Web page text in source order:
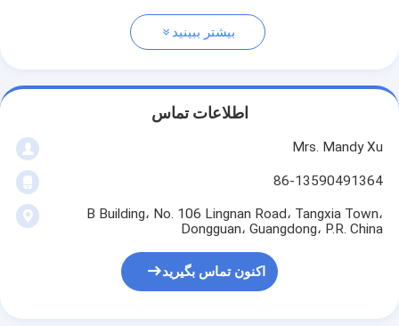
بیشتر ببینید
اطلاعات تماس
Mrs. Mandy Xu
86-13590491364
B Building، No. 106 Lingnan Road، Tangxia Town،
Dongguan، Guangdong، P.R. China
اکنون تماس بگیرید